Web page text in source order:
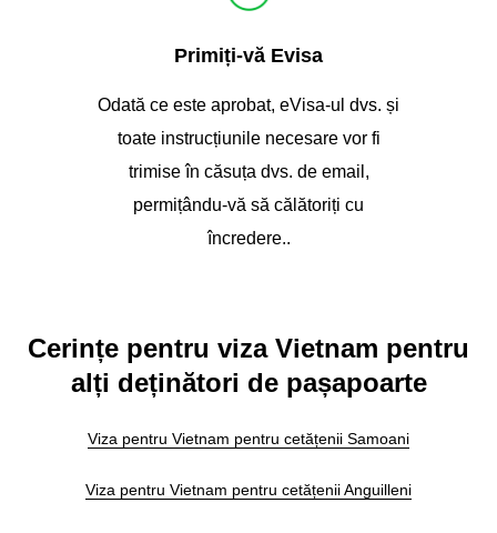
Primiți-vă Evisa
Odată ce este aprobat, eVisa-ul dvs. și
toate instrucțiunile necesare vor fi
trimise în căsuța dvs. de email,
permițându-vă să călătoriți cu
încredere..
Cerințe pentru viza Vietnam pentru
alți deținători de pașapoarte
Viza pentru Vietnam pentru cetățenii Samoani
Viza pentru Vietnam pentru cetățenii Anguilleni